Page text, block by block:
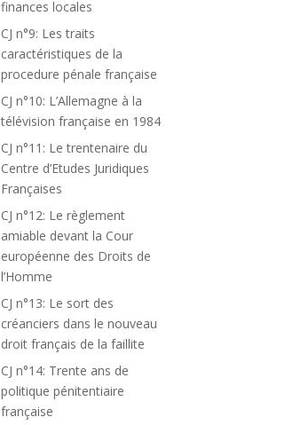
finances locales
CJ n°9: Les traits
caractéristiques de la
procedure pénale française
CJ n°10: L’Allemagne à la
télévision française en 1984
CJ n°11: Le trentenaire du
Centre d’Etudes Juridiques
Françaises
CJ n°12: Le règlement
amiable devant la Cour
européenne des Droits de
l’Homme
CJ n°13: Le sort des
créanciers dans le nouveau
droit français de la faillite
CJ n°14: Trente ans de
politique pénitentiaire
française